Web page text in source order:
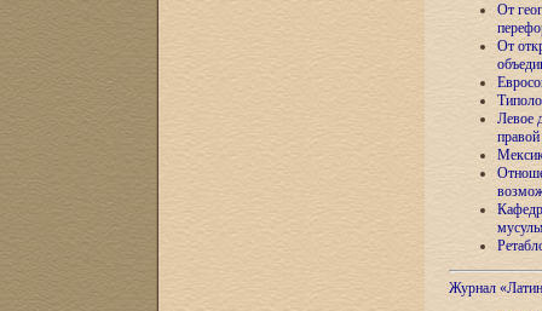
От
От
Левое
Журнал